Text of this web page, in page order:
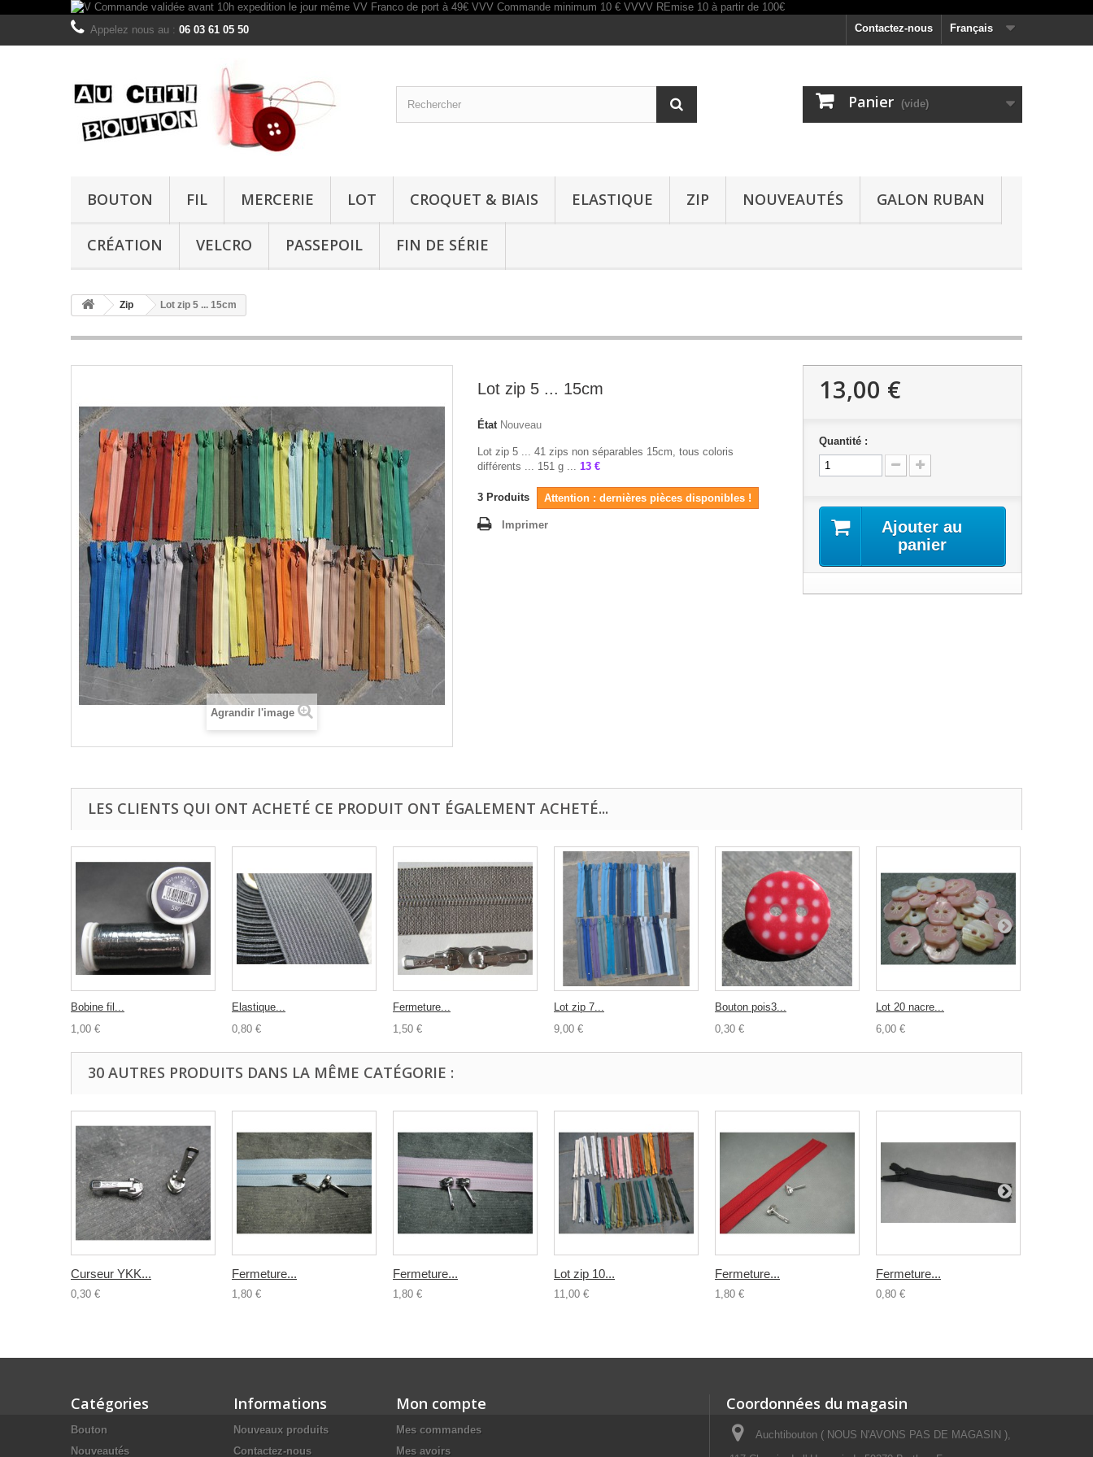
Français
Contactez-nous
Appelez nous au : 06 03 61 05 50
Panier (vide)
BOUTON FIL MERCERIE LOT CROQUET & BIAIS ELASTIQUE ZIP NOUVEAUTÉS GALON RUBAN
CRÉATION VELCRO PASSEPOIL FIN DE SÉRIE
Zip Lot zip 5 ... 15cm
Agrandir l'image
Lot zip 5 ... 15cm
État Nouveau
Lot zip 5 ... 41 zips non séparables 15cm, tous coloris
différents ... 151 g ... 13 €
3 Produits Attention : dernières pièces disponibles !
Imprimer
13,00 €
Quantité :
Ajouter au
panier
LES CLIENTS QUI ONT ACHETÉ CE PRODUIT ONT ÉGALEMENT ACHETÉ...
Bobine fil...
1,00 €
Elastique...
0,80 €
Fermeture...
1,50 €
Lot zip 7...
9,00 €
Bouton pois3...
0,30 €
Lot 20 nacre...
6,00 €
30 AUTRES PRODUITS DANS LA MÊME CATÉGORIE :
Curseur YKK...
0,30 €
Fermeture...
1,80 €
Fermeture...
1,80 €
Lot zip 10...
11,00 €
Fermeture...
1,80 €
Fermeture...
0,80 €
Catégories
Bouton
Nouveautés
Informations
Nouveaux produits
Contactez-nous
Mon compte
Mes commandes
Mes avoirs
Coordonnées du magasin
Auchtibouton ( NOUS N'AVONS PAS DE MAGASIN ),